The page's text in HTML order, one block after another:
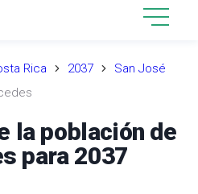
Rica 2037
San José
la población de
para 2037